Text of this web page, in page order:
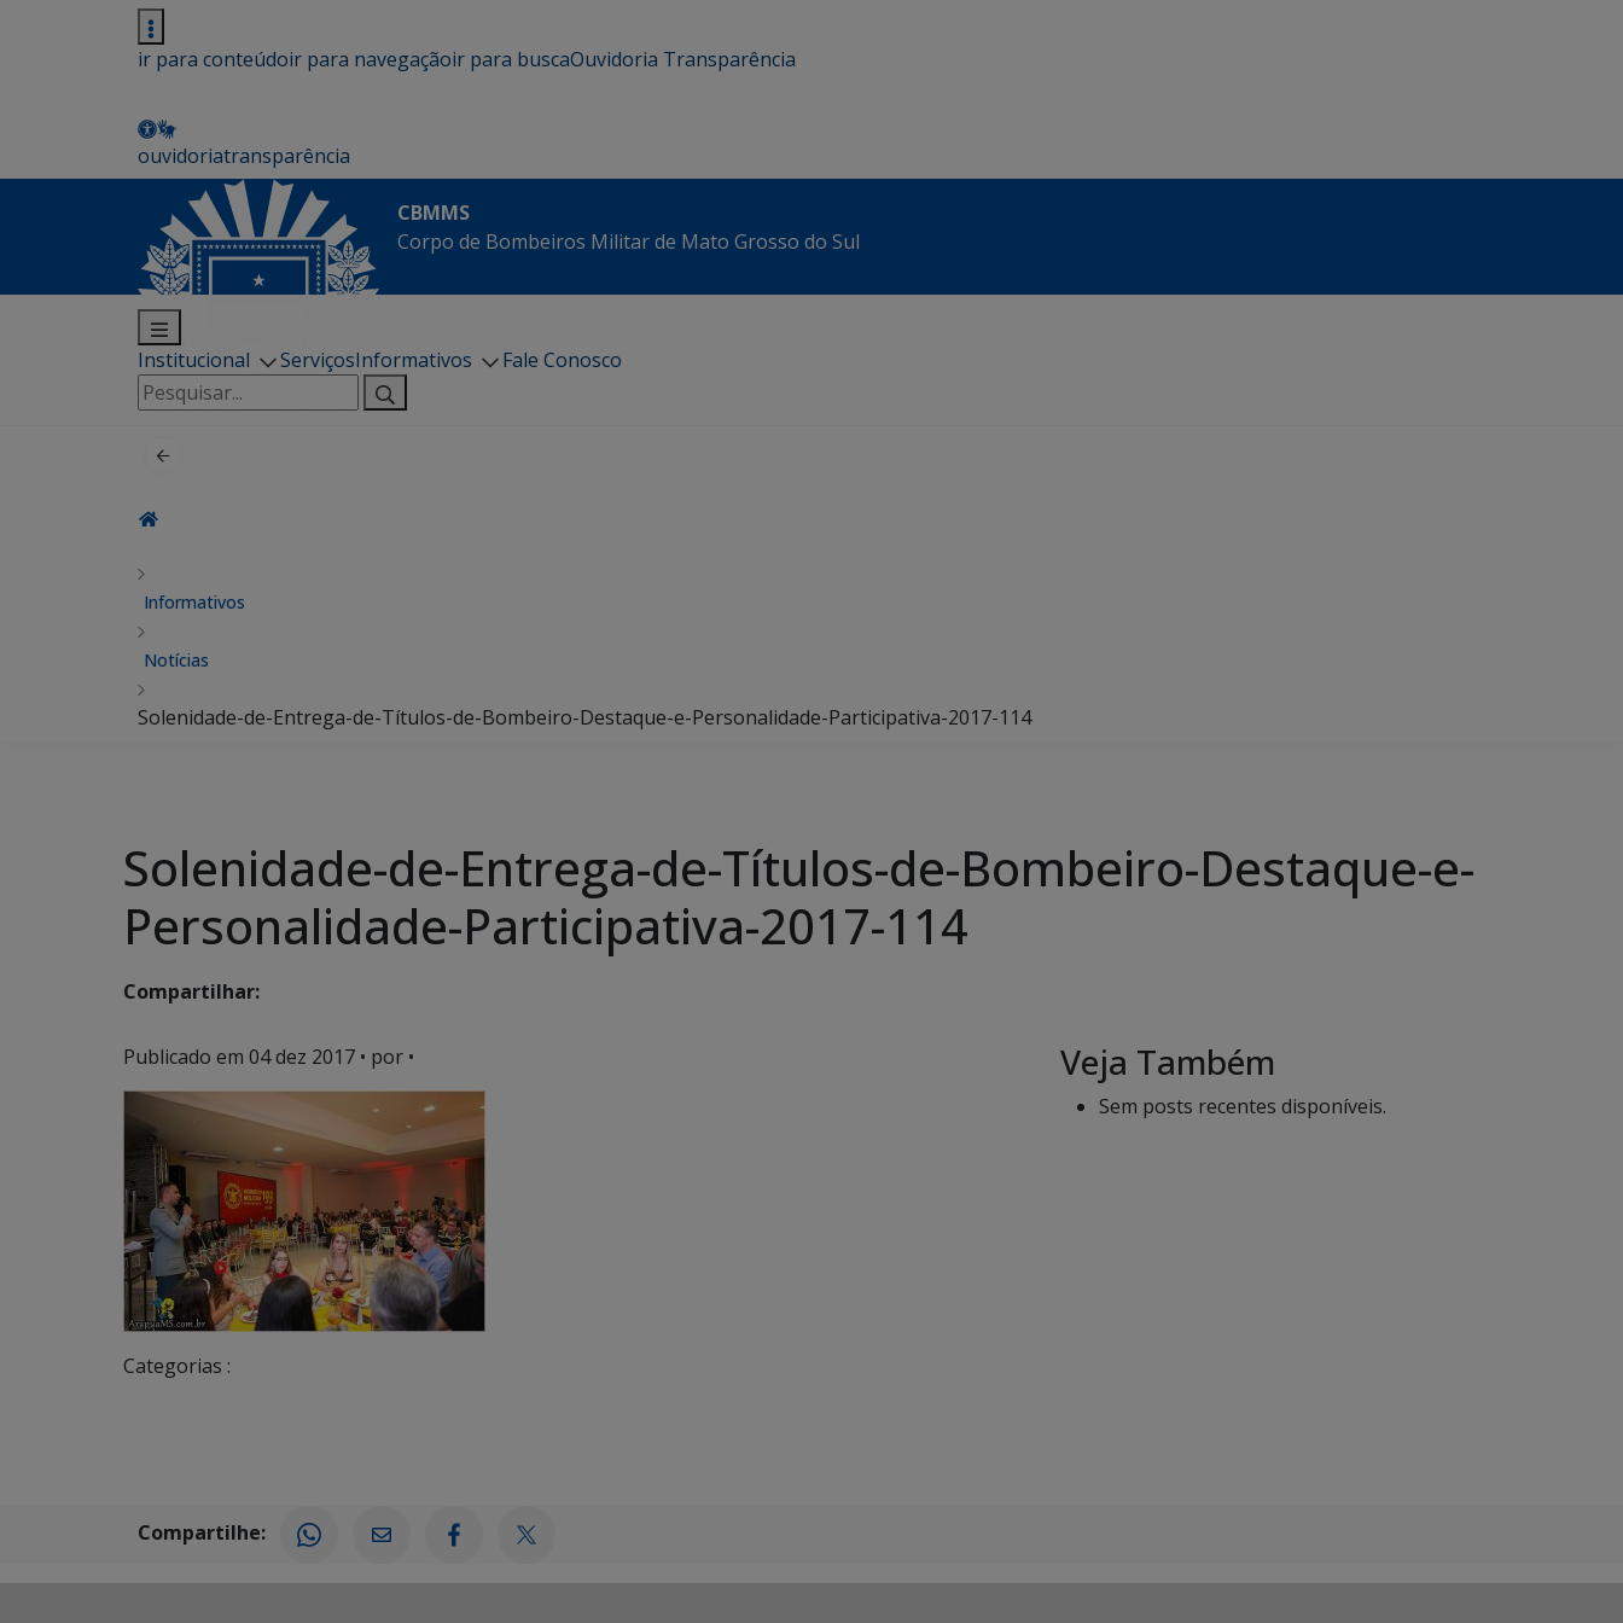
ir para conteúdoir para navegaçãoir para buscaOuvidoria Transparência
ouvidoriatransparência
CBMMS
Corpo de Bombeiros Militar de Mato Grosso do Sul
Institucional ServiçosInformativos
Fale Conosco
Pesquisar
por:
Informativos
Notícias
Solenidade-de-Entrega-de-Títulos-de-Bombeiro-Destaque-e-Personalidade-Participativa-2017-114
Solenidade-de-Entrega-de-Títulos-de-Bombeiro-Destaque-e-
Personalidade-Participativa-2017-114
Compartilhar:
Publicado em 04 dez 2017 • por •
Categorias :
Veja Também
Sem posts recentes disponíveis.
Compartilhe: